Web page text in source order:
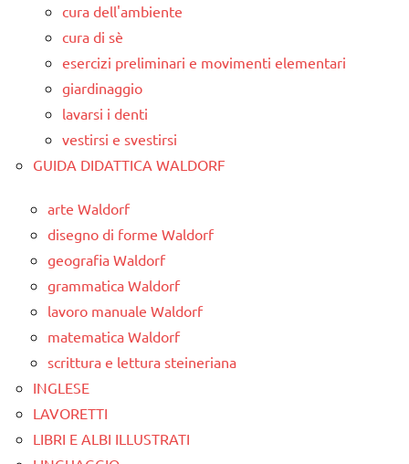
cura dell'ambiente
cura di sè
esercizi preliminari e movimenti elementari
giardinaggio
lavarsi i denti
vestirsi e svestirsi
GUIDA DIDATTICA WALDORF
arte Waldorf
disegno di forme Waldorf
geografia Waldorf
grammatica Waldorf
lavoro manuale Waldorf
matematica Waldorf
scrittura e lettura steineriana
INGLESE
LAVORETTI
LIBRI E ALBI ILLUSTRATI